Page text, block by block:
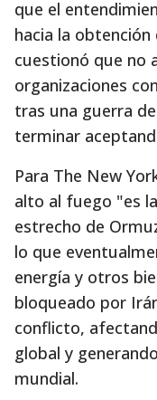
que el
hacia la
cuestionó que no
organizaciones
tras una guerra
terminar
Para The New
alto al fuego "es
estrecho de
lo que
energía y otros
bloqueado por
conflicto,
global y
mundial.